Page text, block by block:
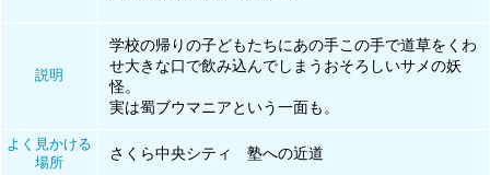
説明
学校の帰りの子どもたちにあの手この手で道草をくわ
せ大きな口で飲み込んでしまうおそろしいサメの妖
怪。
実は蜀ブウマニアという一面も。
よく見かける
場所
さくら中央シティ 塾への近道